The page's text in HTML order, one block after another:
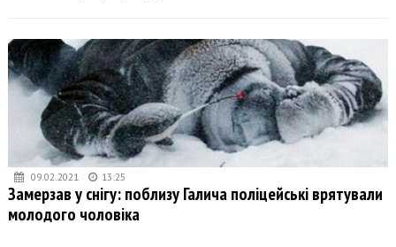
09.02.2021 13:25
Замерзав у снігу: поблизу Галича поліцейські врятували
молодого чоловіка